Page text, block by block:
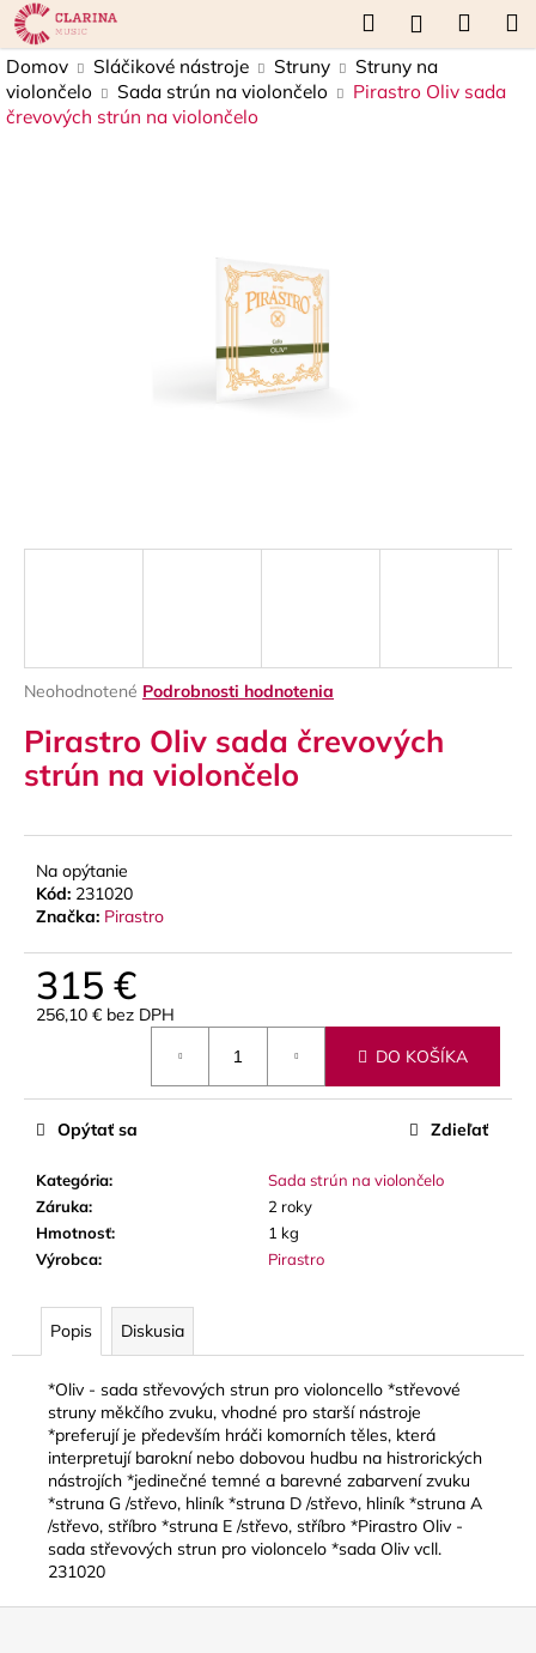
Prejsť
na
obsah
Hľadať
Domov Sláčikové nástroje Struny
Struny na
violončelo
Sada strún na violončelo
Pirastro Oliv sada
črevových strún na violončelo
Priemerné
produktu
je
0,0
Neohodnotené Podrobnosti hodnotenia
Pirastro Oliv sada črevových
strún na violončelo
Na opýtanie
Kód: 231020
Značka: Pirastro
315 €
256,10 € bez DPH
DO KOŠÍKA
Kategória:
Sada strún na violončelo
Záruka:
2 roky
Hmotnosť:
1 kg
Výrobca: Pirastro
Opýtať sa Zdieľať
Popis Diskusia
*Oliv - sada střevových strun pro violoncello *střevové
struny měkčího zvuku, vhodné pro starší nástroje
*preferují je především hráči komorních těles, která
interpretují barokní nebo dobovou hudbu na histrorických
nástrojích *jedinečné temné a barevné zabarvení zvuku
*struna G /střevo, hliník *struna D /střevo, hliník *struna A
/střevo, stříbro *struna E /střevo, stříbro *Pirastro Oliv -
sada střevových strun pro violoncelo *sada Oliv vcll.
231020
K
o
š
Späť
Späť
Č
ť
?
O
d
o
a
m
VANDOREN
JAVA
RED
PLÁTKY
NA
ALT
3,50